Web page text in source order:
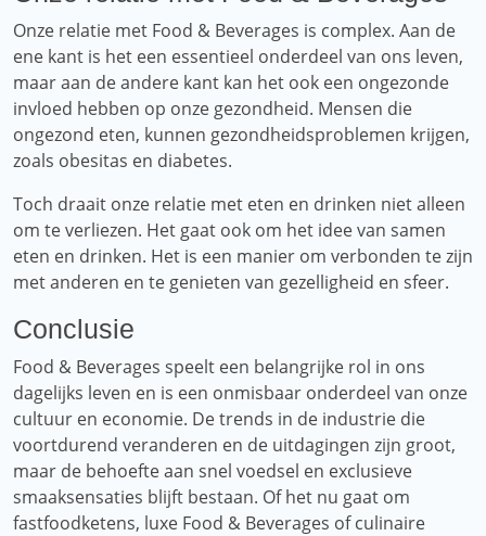
Onze relatie met Food & Beverages is complex. Aan de
ene kant is het een essentieel onderdeel van ons leven,
maar aan de andere kant kan het ook een ongezonde
invloed hebben op onze gezondheid. Mensen die
ongezond eten, kunnen gezondheidsproblemen krijgen,
zoals obesitas en diabetes.
Toch draait onze relatie met eten en drinken niet alleen
om te verliezen. Het gaat ook om het idee van samen
eten en drinken. Het is een manier om verbonden te zijn
met anderen en te genieten van gezelligheid en sfeer.
Conclusie
Food & Beverages speelt een belangrijke rol in ons
dagelijks leven en is een onmisbaar onderdeel van onze
cultuur en economie. De trends in de industrie die
voortdurend veranderen en de uitdagingen zijn groot,
maar de behoefte aan snel voedsel en exclusieve
smaaksensaties blijft bestaan. Of het nu gaat om
fastfoodketens, luxe Food & Beverages of culinaire